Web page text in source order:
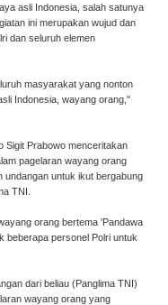
asli Indonesia, salah satunya
ini merupakan wujud dan
dan seluruh elemen
masyarakat yang nonton
Indonesia, wayang orang,"
Sigit Prabowo menceritakan
pagelaran wayang orang
undangan untuk ikut bergabung
TNI.
orang bertema 'Pandawa
beberapa personel Polri untuk
dari beliau (Panglima TNI)
wayang orang yang